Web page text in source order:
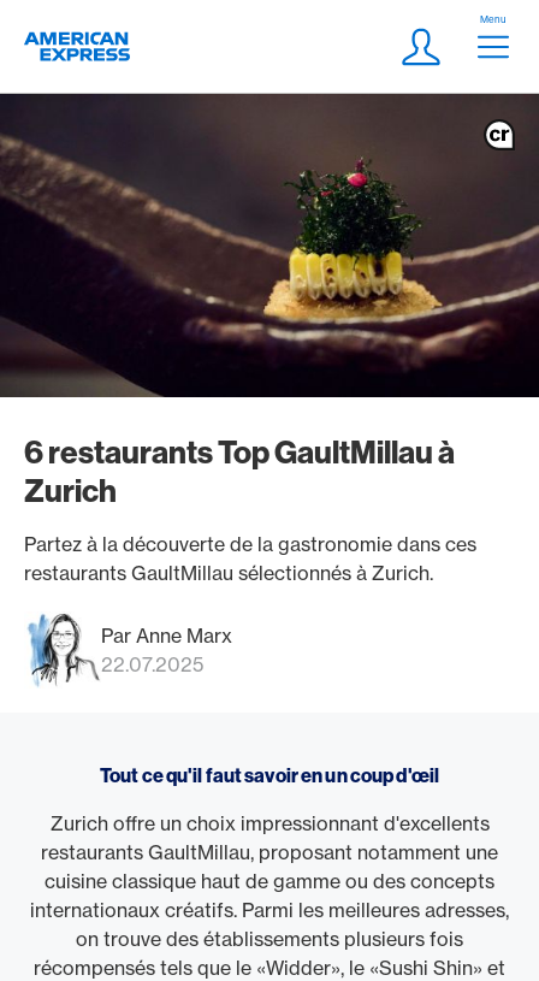
Logo
Meta
Login
Menu
6 restaurants Top GaultMillau à
Zurich
Partez à la découverte de la gastronomie dans ces
restaurants GaultMillau sélectionnés à Zurich.
Par Anne Marx
22.07.2025
Tout ce qu'il faut savoir en un coup d'œil
Zurich offre un choix impressionnant d'excellents
restaurants GaultMillau, proposant notamment une
cuisine classique haut de gamme ou des concepts
internationaux créatifs. Parmi les meilleures adresses,
on trouve des établissements plusieurs fois
récompensés tels que le «Widder», le «Sushi Shin» et